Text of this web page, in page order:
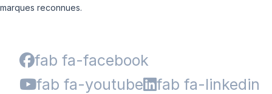
marques reconnues.
fab fa-facebook
fab fa-youtube
fab fa-linkedin